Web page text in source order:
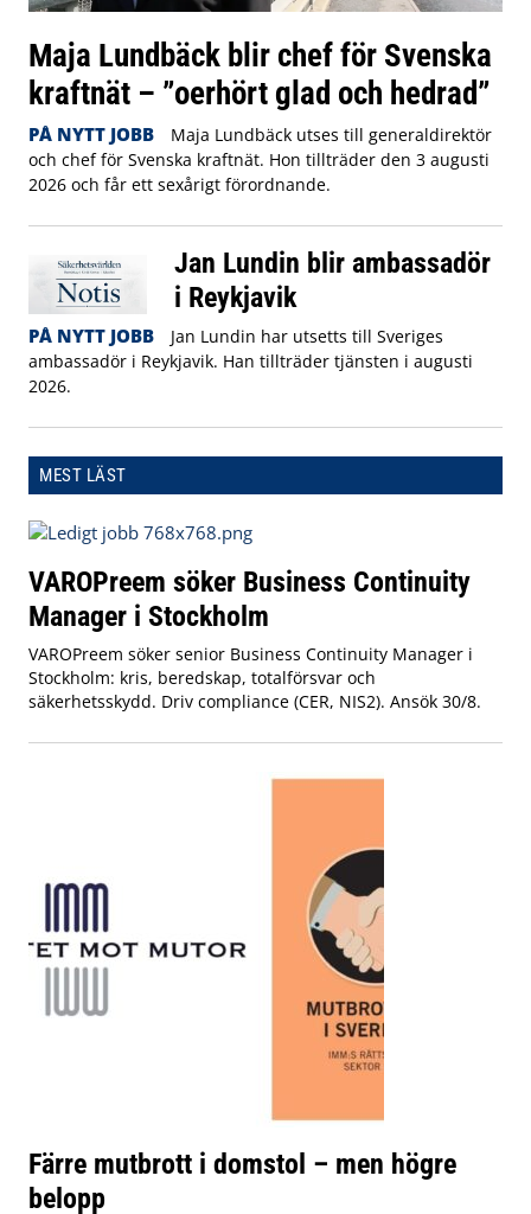
Maja Lundbäck blir chef för Svenska
kraftnät – ”oerhört glad och hedrad”
PÅ NYTT JOBB
Maja Lundbäck utses till generaldirektör
och chef för Svenska kraftnät. Hon tillträder den 3 augusti
2026 och får ett sexårigt förordnande.
Jan Lundin blir ambassadör
i Reykjavik
PÅ NYTT JOBB
Jan Lundin har utsetts till Sveriges
ambassadör i Reykjavik. Han tillträder tjänsten i augusti
2026.
MEST LÄST
VAROPreem söker Business Continuity
Manager i Stockholm
VAROPreem söker senior Business Continuity Manager i
Stockholm: kris, beredskap, totalförsvar och
säkerhetsskydd. Driv compliance (CER, NIS2). Ansök 30/8.
Färre mutbrott i domstol – men högre
belopp